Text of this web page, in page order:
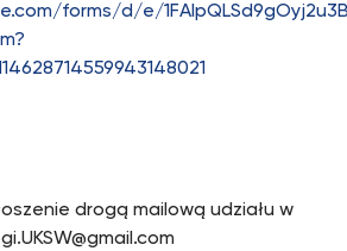
forms/d/e/
drogą mailową udziału w